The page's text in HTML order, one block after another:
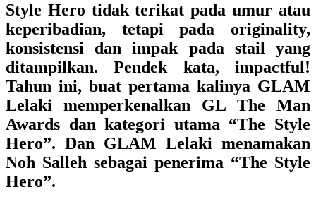
Style Hero tidak terikat pada umur atau
keperibadian, tetapi pada originality,
konsistensi dan impak pada stail yang
ditampilkan. Pendek kata, impactful!
Tahun ini, buat pertama kalinya GLAM
Lelaki memperkenalkan GL The Man
Awards dan kategori utama “The Style
Hero”. Dan GLAM Lelaki menamakan
Noh Salleh sebagai penerima “The Style
Hero”.